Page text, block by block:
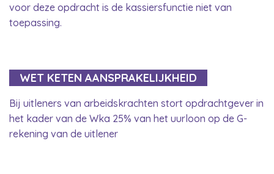
voor deze opdracht is de kassiersfunctie niet van
toepassing.
WET KETEN AANSPRAKELIJKHEID
Bij uitleners van arbeidskrachten stort opdrachtgever in
het kader van de Wka 25% van het uurloon op de G-
rekening van de uitlener